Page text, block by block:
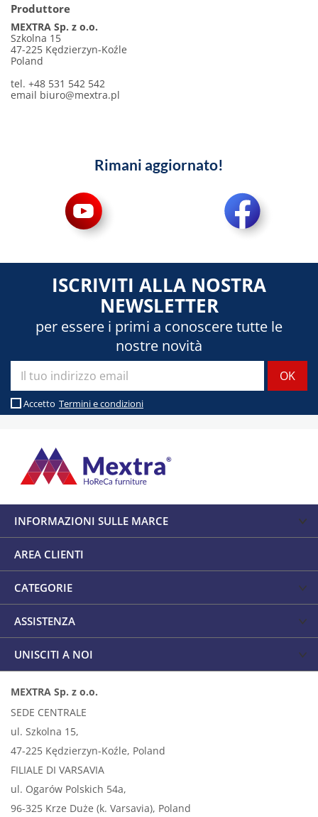
Produttore
MEXTRA Sp. z o.o.
Szkolna 15
47-225 Kędzierzyn-Koźle
Poland
tel. +48 531 542 542
email biuro@mextra.pl
Rimani aggiornato!
ISCRIVITI ALLA NOSTRA
NEWSLETTER
per essere i primi a conoscere tutte le
nostre novità
Accetto Termini e condizioni
INFORMAZIONI SULLE MARCE
AREA CLIENTI
CATEGORIE
ASSISTENZA
UNISCITI A NOI
MEXTRA Sp. z o.o.
SEDE CENTRALE
ul. Szkolna 15,
47-225 Kędzierzyn-Koźle, Poland
FILIALE DI VARSAVIA
ul. Ogarów Polskich 54a,
96-325 Krze Duże (k. Varsavia), Poland